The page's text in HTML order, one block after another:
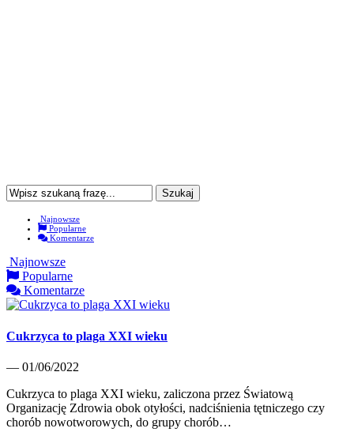
Najnowsze
Popularne
Komentarze
Najnowsze
Popularne
Komentarze
Cukrzyca to plaga XXI wieku
— 01/06/2022
Cukrzyca to plaga XXI wieku, zaliczona przez Światową
Organizację Zdrowia obok otyłości, nadciśnienia tętniczego czy
chorób nowotworowych, do grupy chorób…